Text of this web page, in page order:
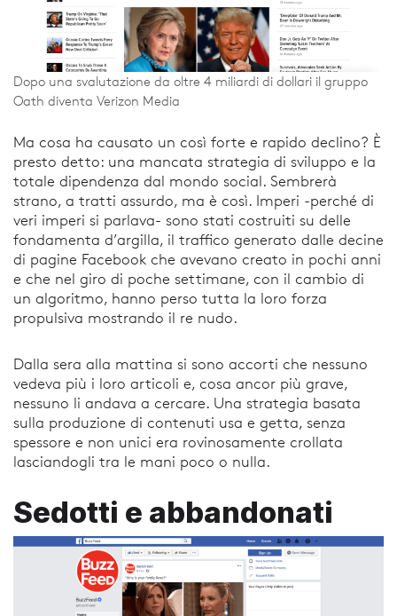
Dopo una svalutazione da oltre 4 miliardi di dollari il gruppo
Oath diventa Verizon Media
Ma cosa ha causato un così forte e rapido declino? È
presto detto: una mancata strategia di sviluppo e la
totale dipendenza dal mondo social. Sembrerà
strano, a tratti assurdo, ma è così. Imperi -perché di
veri imperi si parlava- sono stati costruiti su delle
fondamenta d’argilla, il traffico generato dalle decine
di pagine Facebook che avevano creato in pochi anni
e che nel giro di poche settimane, con il cambio di
un algoritmo, hanno perso tutta la loro forza
propulsiva mostrando il re nudo.
Dalla sera alla mattina si sono accorti che nessuno
vedeva più i loro articoli e, cosa ancor più grave,
nessuno li andava a cercare. Una strategia basata
sulla produzione di contenuti usa e getta, senza
spessore e non unici era rovinosamente crollata
lasciandogli tra le mani poco o nulla.
Sedotti e abbandonati